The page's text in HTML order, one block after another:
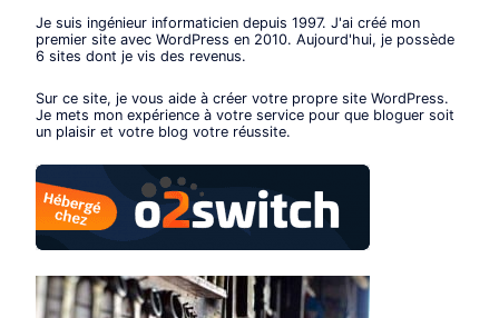
Je suis ingénieur informaticien depuis 1997. J'ai créé mon
premier site avec WordPress en 2010. Aujourd'hui, je possède
6 sites dont je vis des revenus.
Sur ce site, je vous aide à créer votre propre site WordPress.
Je mets mon expérience à votre service pour que bloguer soit
un plaisir et votre blog votre réussite.